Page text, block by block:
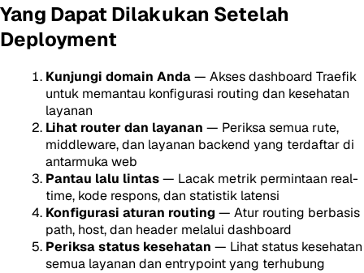
Yang Dapat Dilakukan Setelah
Deployment
Kunjungi domain Anda— Akses dashboard Traefik
untuk memantau konfigurasi routing dan kesehatan
layanan
Lihat router dan layanan — Periksa semua rute,
middleware, dan layanan backend yang terdaftar di
antarmuka web
Pantau lalu lintas— Lacak metrik permintaan real-
time, kode respons, dan statistik latensi
Konfigurasi aturan routing— Atur routing berbasis
path, host, dan header melalui dashboard
Periksa status kesehatan — Lihat status kesehatan
semua layanan dan entrypoint yang terhubung